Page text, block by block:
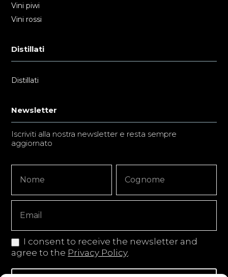
Vini piwi
Vini rossi
Distillati
Distillati
Newsletter
Iscriviti alla nostra newsletter e resta sempre
aggiornato
Signup
Copy
I consent to receive the newsletter and
agree to the Privacy Policy.